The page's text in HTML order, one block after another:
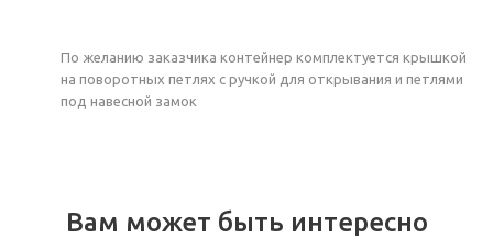
По желанию заказчика контейнер комплектуется крышкой
на поворотных петлях с ручкой для открывания и петлями
под навесной замок
Вам может быть интересно